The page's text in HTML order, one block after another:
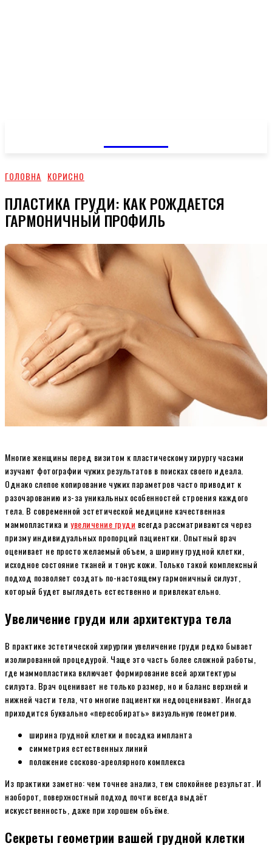
ГОЛОВНА КОРИСНО
ПЛАСТИКА ГРУДИ: КАК РОЖДАЕТСЯ
ГАРМОНИЧНЫЙ ПРОФИЛЬ
Многие женщины перед визитом к пластическому хирургу часами
изучают фотографии чужих результатов в поисках своего идеала.
Однако слепое копирование чужих параметров часто приводит к
разочарованию из-за уникальных особенностей строения каждого
тела. В современной эстетической медицине качественная
маммопластика и увеличение груди всегда рассматриваются через
призму индивидуальных пропорций пациентки. Опытный врач
оценивает не просто желаемый объем, а ширину грудной клетки,
исходное состояние тканей и тонус кожи. Только такой комплексный
подход позволяет создать по-настоящему гармоничный силуэт,
который будет выглядеть естественно и привлекательно.
Увеличение груди или архитектура тела
В практике эстетической хирургии увеличение груди редко бывает
изолированной процедурой. Чаще это часть более сложной работы,
где маммопластика включает формирование всей архитектуры
силуэта. Врач оценивает не только размер, но и баланс верхней и
нижней части тела, что многие пациентки недооценивают. Иногда
приходится буквально «пересобирать» визуальную геометрию.
ширина грудной клетки и посадка импланта
симметрия естественных линий
положение сосково-ареолярного комплекса
Из практики заметно: чем точнее анализ, тем спокойнее результат. И
наоборот, поверхностный подход почти всегда выдаёт
искусственность, даже при хорошем объёме.
Секреты геометрии вашей грудной клетки